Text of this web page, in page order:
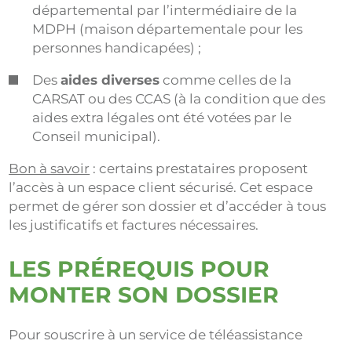
départemental par l’intermédiaire de la
MDPH (maison départementale pour les
personnes handicapées) ;
Desaides diverses comme celles de la
CARSAT ou des CCAS (à la condition que des
aides extra légales ont été votées par le
Conseil municipal).
Bon à savoir : certains prestataires proposent
l’accès à un espace client sécurisé. Cet espace
permet de gérer son dossier et d’accéder à tous
les justificatifs et factures nécessaires.
LES PRÉREQUIS POUR
MONTER SON DOSSIER
Pour souscrire à un service de téléassistance